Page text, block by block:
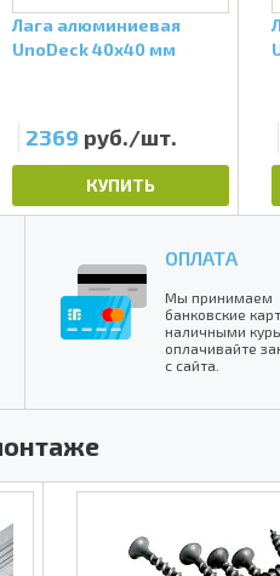
Лага алюминиевая
UnoDeck 40x40 мм
2369 руб./шт.
КУПИТЬ
ОПЛАТА
Мы принимаем
банковские
наличными
оплачивайте
с сайта.